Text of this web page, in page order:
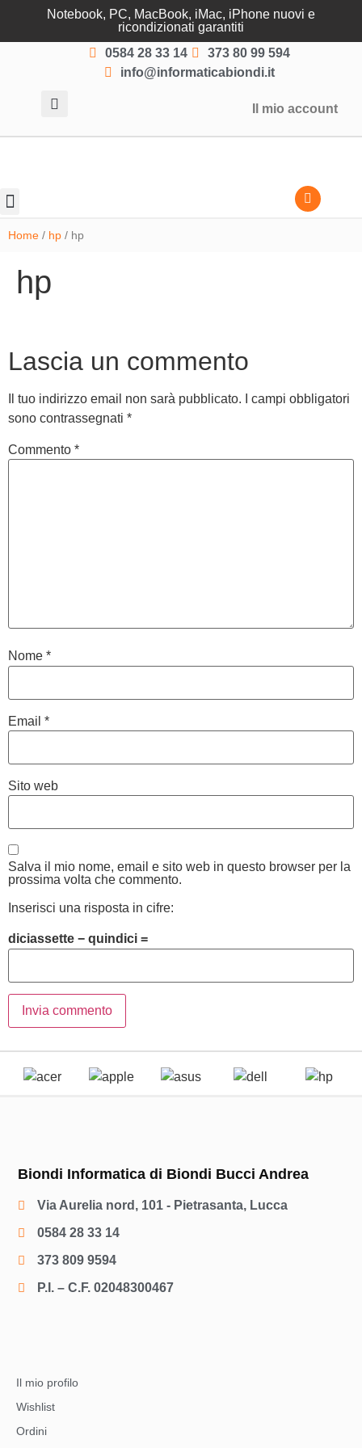
Notebook, PC, MacBook, iMac, iPhone nuovi e
ricondizionati garantiti
0584 28 33 14
373 80 99 594
info@informaticabiondi.it
Il mio account
Home / hp / hp
hp
Lascia un commento
Il tuo indirizzo email non sarà pubblicato.
I campi obbligatori
sono contrassegnati *
Commento *
Nome *
Email *
Sito web
Salva il mio nome, email e sito web in questo browser per la
prossima volta che commento.
Inserisci una risposta in cifre:
diciassette − quindici =
Biondi Informatica di Biondi Bucci Andrea
Via Aurelia nord, 101 - Pietrasanta, Lucca
0584 28 33 14
373 809 9594
P.I. – C.F. 02048300467
Il mio profilo
Wishlist
Ordini